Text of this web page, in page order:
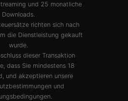
und 25 monatliche
Downloads.
richten sich nach
die Dienstleistung gekauft
wurde.
dieser Transaktion
dass Sie mindestens 18
und akzeptieren unsere
und
.